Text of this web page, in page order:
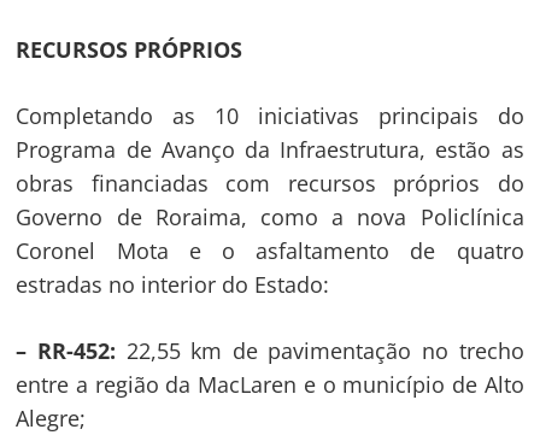
RECURSOS PRÓPRIOS
Completando as 10 iniciativas principais do
Programa de Avanço da Infraestrutura, estão as
obras financiadas com recursos próprios do
Governo de Roraima, como a nova Policlínica
Coronel Mota e o asfaltamento de quatro
estradas no interior do Estado:
– RR-452: 22,55 km de pavimentação no trecho
entre a região da MacLaren e o município de Alto
Alegre;